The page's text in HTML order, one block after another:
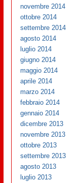
novembre 2014
ottobre 2014
settembre 2014
agosto 2014
luglio 2014
giugno 2014
maggio 2014
aprile 2014
marzo 2014
febbraio 2014
gennaio 2014
dicembre 2013
novembre 2013
ottobre 2013
settembre 2013
agosto 2013
luglio 2013